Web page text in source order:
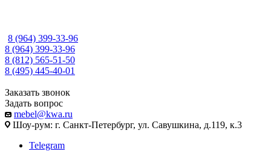
8 (964) 399-33-96
8 (964) 399-33-96
8 (812) 565-51-50
8 (495) 445-40-01
Заказать звонок
Задать вопрос
mebel@kwa.ru
Шоу-рум: г. Санкт-Петербург, ул. Савушкина, д.119, к.3
Telegram